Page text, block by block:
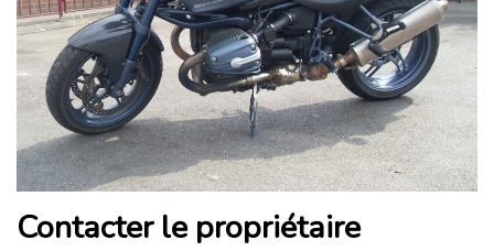
Contacter le propriétaire